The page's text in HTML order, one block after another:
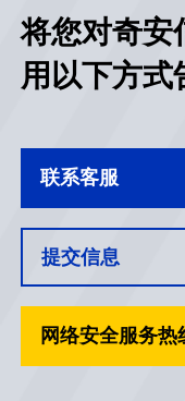
将您对奇安
用以下方式
联系客服
提交信息
网络安全服务